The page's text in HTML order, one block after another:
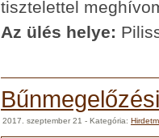
tisztelettel
Az ülés helye:
2017. szeptember 21 - Kategória: